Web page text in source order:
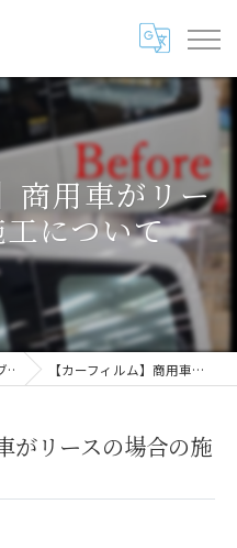
商用車がリー
について
グ 【カーフィルム】商用車がリースの場合の施工について
がリースの場合の施